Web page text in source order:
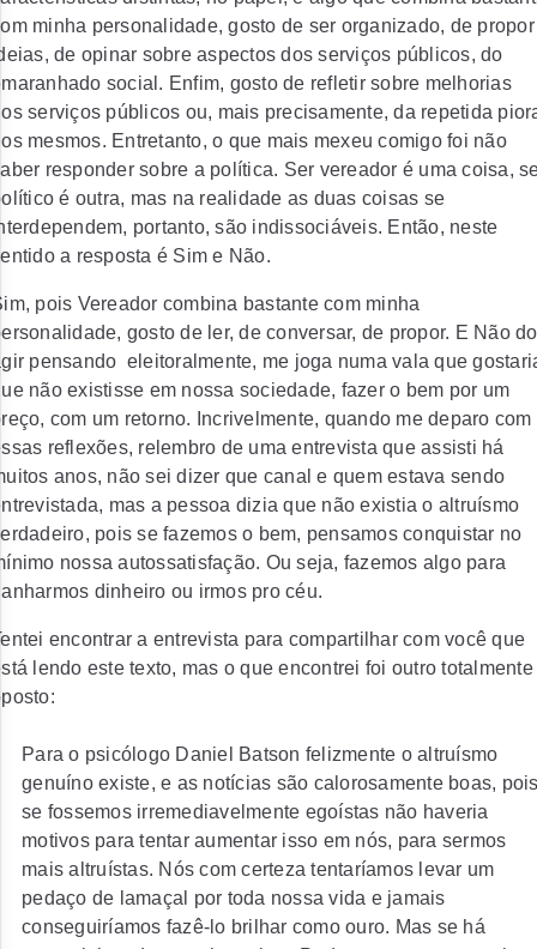
minha personalidade, gosto de ser organizado, de propor
de opinar sobre aspectos dos serviços públicos, do
social. Enfim, gosto de refletir sobre melhorias
serviços públicos ou, mais precisamente, da repetida
mesmos. Entretanto, o que mais mexeu comigo foi não
responder sobre a política. Ser vereador é uma coisa,
é outra, mas na realidade as duas coisas se
portanto, são indissociáveis. Então, neste
a resposta é Sim e Não.
pois Vereador combina bastante com minha
gosto de ler, de conversar, de propor. E Não do
pensando eleitoralmente, me joga numa vala que
não existisse em nossa sociedade, fazer o bem por um
com um retorno. Incrivelmente, quando me deparo com
reflexões, relembro de uma entrevista que assisti há
anos, não sei dizer que canal e quem estava sendo
mas a pessoa dizia que não existia o altruísmo
pois se fazemos o bem, pensamos conquistar no
nossa autossatisfação. Ou seja, fazemos algo para
dinheiro ou irmos pro céu.
encontrar a entrevista para compartilhar com você que
lendo este texto, mas o que encontrei foi outro totalmente
Para o psicólogo Daniel Batson felizmente o altruísmo
genuíno existe, e as notícias são calorosamente boas,
se fossemos irremediavelmente egoístas não haveria
motivos para tentar aumentar isso em nós, para sermos
mais altruístas. Nós com certeza tentaríamos levar um
pedaço de lamaçal por toda nossa vida e jamais
conseguiríamos fazê-lo brilhar como ouro. Mas se há